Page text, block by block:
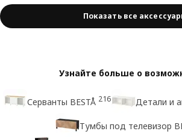
Показать все
Узнайте больше о
Серванты BESTÅ 216 Детали и
Тумбы под телевизор